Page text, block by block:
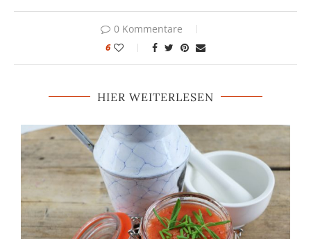
0 Kommentare
6
HIER WEITERLESEN